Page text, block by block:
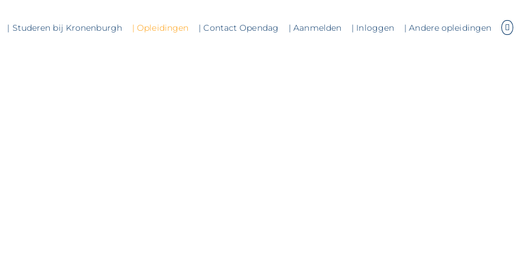
| Studeren bij Kronenburgh | Opleidingen | Contact Opendag | Aanmelden | Inloggen | Andere opleidingen